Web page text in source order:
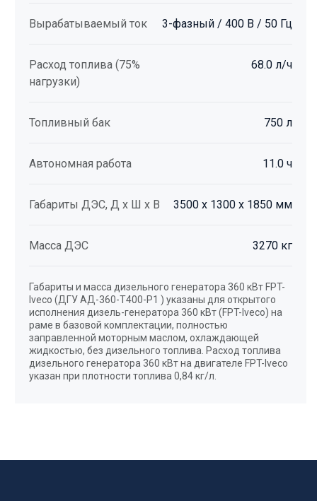
Вырабатываемый ток 3-фазный / 400 В / 50 Гц
Расход топлива (75%
нагрузки)
68.0 л/ч
Топливный бак 750 л
Автономная работа 11.0 ч
Габариты ДЭС, Д х Ш х В 3500 х 1300 х 1850 мм
Масса ДЭС 3270 кг
Габариты и масса дизельного генератора 360 кВт FPT-
Iveco (ДГУ АД-360-Т400-Р1 ) указаны для открытого
исполнения дизель-генератора 360 кВт (FPT-Iveco) на
раме в базовой комплектации, полностью
заправленной моторным маслом, охлаждающей
жидкостью, без дизельного топлива. Расход топлива
дизельного генератора 360 кВт на двигателе FPT-Iveco
указан при плотности топлива 0,84 кг/л.